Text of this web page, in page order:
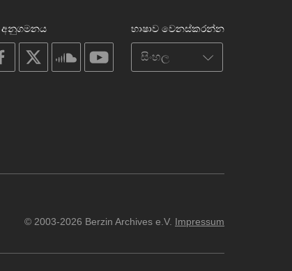
භාෂාව වෙනස්කරන්න
අනුගමනය
on
facebook
on
on
soundcloudyoutube
© 2003-2026 Berzin Archives e.V. Impressum